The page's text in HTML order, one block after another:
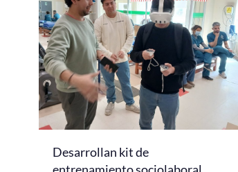
Desarrollan kit de
entrenamiento sociolaboral